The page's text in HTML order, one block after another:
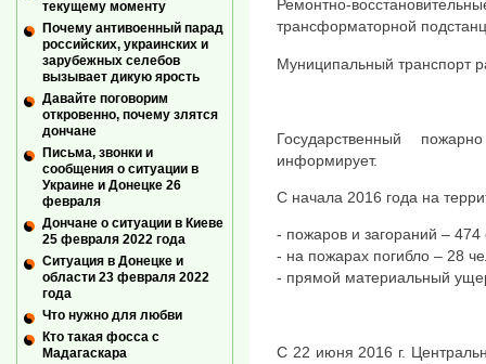
Ремонтно-
трансформаторной
Муниципальный транспорт
Государственный
информирует.
С начала 2016 года на
- пожаров и загораний – 474
- на пожарах погибло – 28
- прямой материальный
С 22 июня 2016 г.
текущему моменту
Почему антивоенный парад
российских, украинских и
зарубежных селебов
вызывает дикую ярость
Давайте поговорим
откровенно, почему злятся
дончане
Письма, звонки и
сообщения о ситуации в
Украине и Донецке 26
февраля
Дончане о ситуации в Киеве
25 февраля 2022 года
Ситуация в Донецке и
области 23 февраля 2022
года
Что нужно для любви
Кто такая фосса с
Мадагаскара